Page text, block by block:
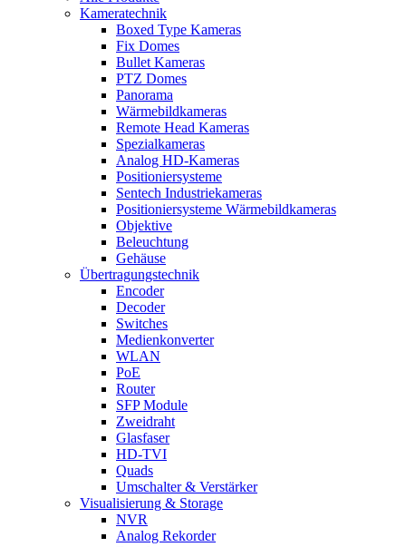
Kameratechnik
Boxed Type Kameras
Fix Domes
Bullet Kameras
PTZ Domes
Panorama
Wärmebildkameras
Remote Head Kameras
Spezialkameras
Analog HD-Kameras
Positioniersysteme
Sentech Industriekameras
Positioniersysteme Wärmebildkameras
Objektive
Beleuchtung
Gehäuse
Übertragungstechnik
Encoder
Decoder
Switches
Medienkonverter
WLAN
PoE
Router
SFP Module
Zweidraht
Glasfaser
HD-TVI
Quads
Umschalter & Verstärker
Visualisierung & Storage
NVR
Analog Rekorder